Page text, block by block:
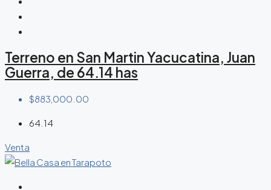
Terreno en San Martin Yacucatina, Juan
Guerra, de 64.14 has
$883,000.00
64.14
Venta